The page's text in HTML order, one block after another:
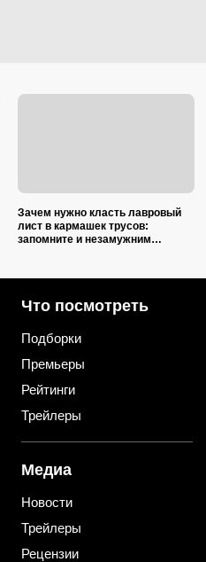
Зачем нужно класть лавровый
лист в кармашек трусов:
запомните и незамужним
Что посмотреть
Подборки
Премьеры
Рейтинги
Трейлеры
Медиа
Новости
Трейлеры
Рецензии